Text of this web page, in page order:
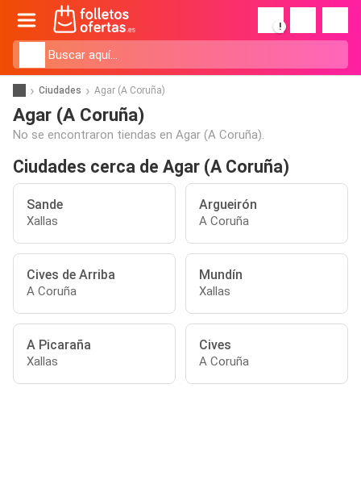
!
Ciudades Agar (A Coruña)
Agar (A Coruña)
No se encontraron tiendas en Agar (A Coruña).
Ciudades cerca de Agar (A Coruña)
Sande
Xallas
Argueirón
A Coruña
Cives de Arriba
A Coruña
Mundín
Xallas
A Picaraña
Xallas
Cives
A Coruña